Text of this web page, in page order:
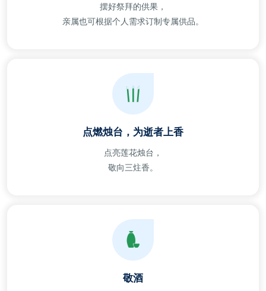
摆好祭拜的供果，
亲属也可根据个人需求订制专属供品。
点燃烛台，为逝者上香
点亮莲花烛台，
敬向三炷香。
敬酒